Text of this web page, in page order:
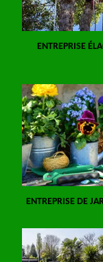
ENTREPRISE
ENTREPRISE DE